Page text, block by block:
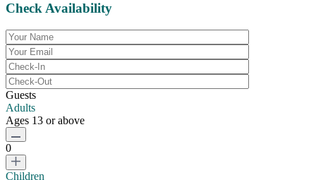
Check Availability
Guests
Adults
Ages 13 or above
0
Children